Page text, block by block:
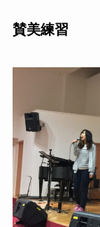
賛美練習